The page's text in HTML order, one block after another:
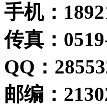
手机：
传真：
QQ ：
邮编 ：